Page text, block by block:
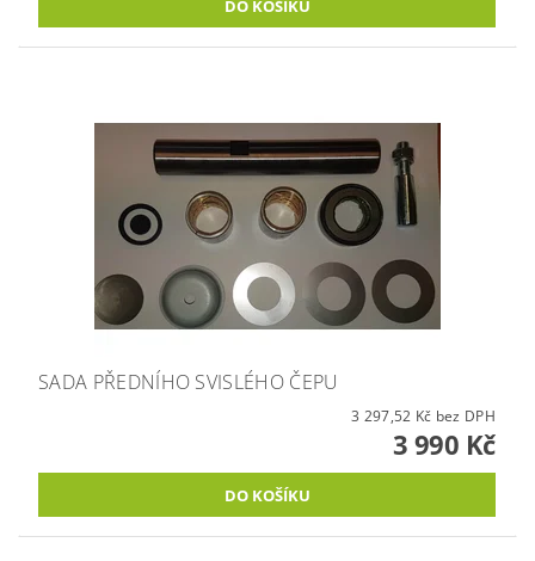
SADA PŘEDNÍHO SVISLÉHO ČEPU
3 297,52 Kč bez DPH
3 990 Kč